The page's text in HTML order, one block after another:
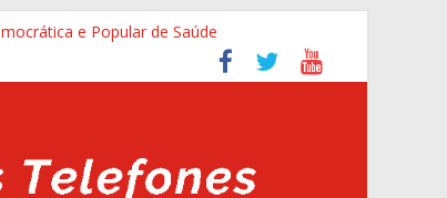
e Popular de Saúde
da saúde que recebem insalubridade
na cidade